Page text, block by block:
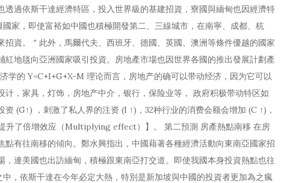
透過依斯干達經濟特區，投入世界級的基建招資，寮國與緬甸也因經濟特
家，即使富裕如中國也積極開發第二、三線城市，在南寧、成都、杭
招資。＂此外，馬爾代夫、西班牙、德國、英國、澳洲等條件優越的國家
紅地毯向亞洲國家吸引投資。房地產市場也因世界各國的推出發展計劃產
的 Y=C+I+G+X-M 理论而言，房地产的确可以带动经济，因为它可以
计，家具，灯饰，房地产中介，银行，保险业等， 政府积极带动特区如
(G↑) ，刺激了私人界的注资 (I ↑)，32种行业的消费会额会增加 (C ↑)，
升了倍增效应（Multiplying effect）】。 第二預測 房產熱點南移 在房
點有往南移的傾向。鄭水興指出，中國藉著各種經濟活動向東南亞國家招
，連美國也出訪緬甸，積極跟東南亞打交道。即使我國本身投資熱點也往
，依斯干達在今年必定大熱，特別是新加坡與中國的投資者更加為之瘋